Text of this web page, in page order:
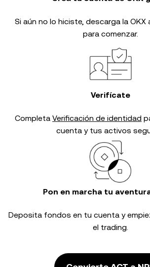
Si aún no lo hiciste, descarga la
para comenzar.
Verifícate
Completa Verificación de identidad
cuenta y tus activos
Pon en marcha tu
Deposita fondos en tu cuenta y
el trading.